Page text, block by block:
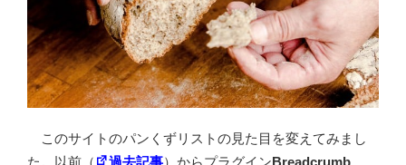
このサイトのパンくずリストの見た目を変えてみまし